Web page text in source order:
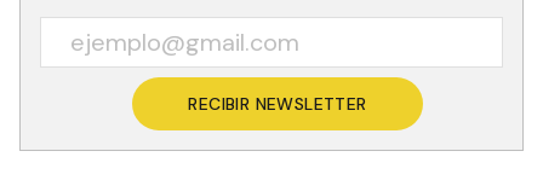
RECIBIR NEWSLETTER